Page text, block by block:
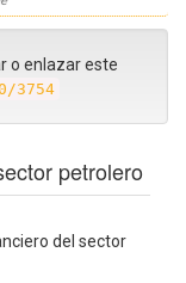
o enlazar este
3754
petrolero
del sector